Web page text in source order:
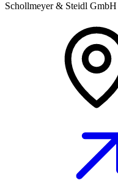
Schollmeyer & Steidl GmbH